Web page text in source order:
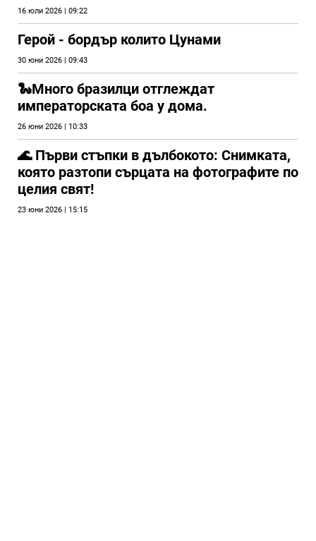
16 юли 2026 | 09:22
Герой - бордър колито Цунами
30 юни 2026 | 09:43
🐍Много бразилци отглеждат
императорската боа у дома.
26 юни 2026 | 10:33
🌊 Първи стъпки в дълбокото: Снимката,
която разтопи сърцата на фотографите по
целия свят!
23 юни 2026 | 15:15